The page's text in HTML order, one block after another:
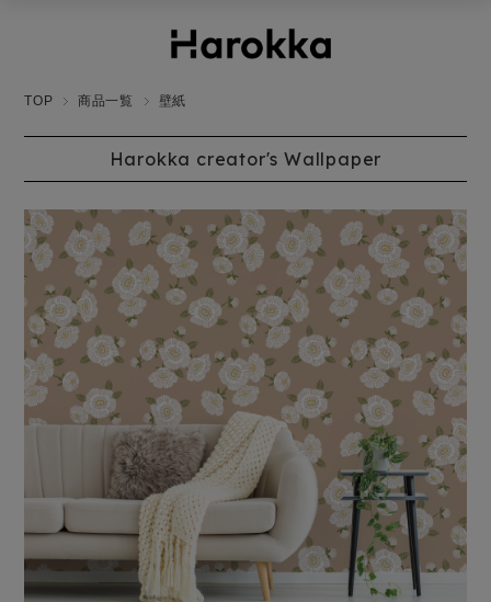
TOP 商品一覧 壁紙
Harokka creator's Wallpaper